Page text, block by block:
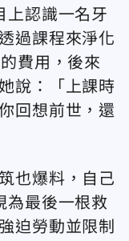
上認識一名牙
過課程來淨化
費用，後來
說：「上課時
回想前世，還
也爆料，自己
為最後一根救
迫勞動並限制